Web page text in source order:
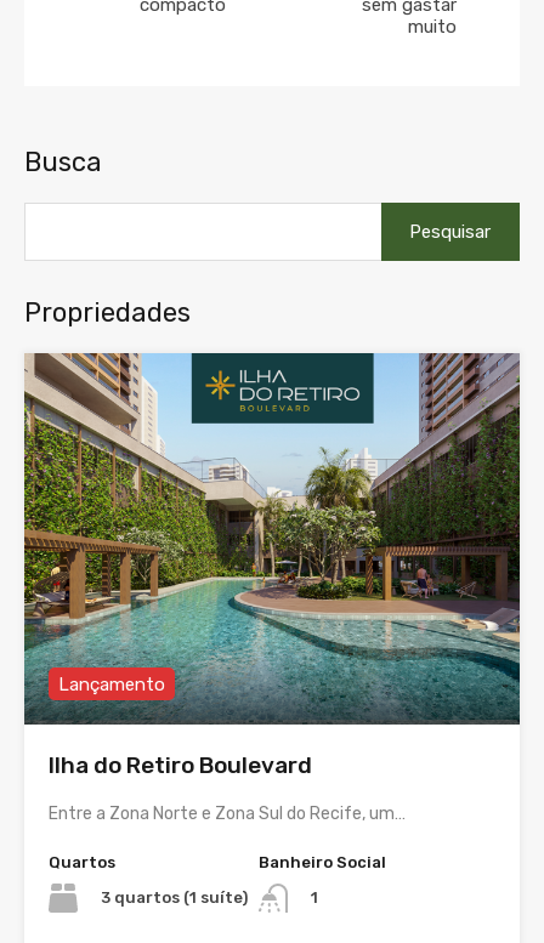
compacto
sem gastar
muito
Busca
por:
Propriedades
Lançamento
Ilha do Retiro Boulevard
Entre a Zona Norte e Zona Sul do Recife, um…
Quartos
3 quartos (1 suíte)
Banheiro Social
1